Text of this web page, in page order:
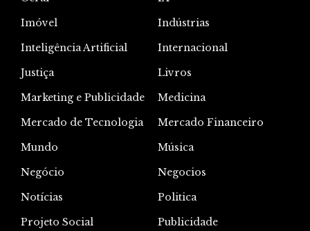
Imóvel
Indústrias
Inteligência Artificial
Internacional
Justiça
Livros
Marketing e Publicidade
Medicina
Mercado de Tecnologia
Mercado Financeiro
Mundo
Música
Negócio
Negocios
Notícias
Politica
Projeto Social
Publicidade